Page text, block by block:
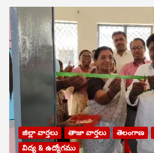
జిల్లా వార్తలు తాజా వార్తలు తెలంగాణ
విద్య & ఉద్యోగము